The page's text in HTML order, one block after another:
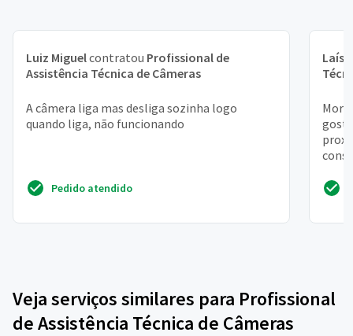
Luiz Miguelcontratou Profissional de
Assistência Técnica de Câmeras
A câmera liga mas desliga sozinha logo
quando liga, não funcionando
Pedido atendido
Laís
Veja serviços similares para Profissional
de Assistência Técnica de Câmeras